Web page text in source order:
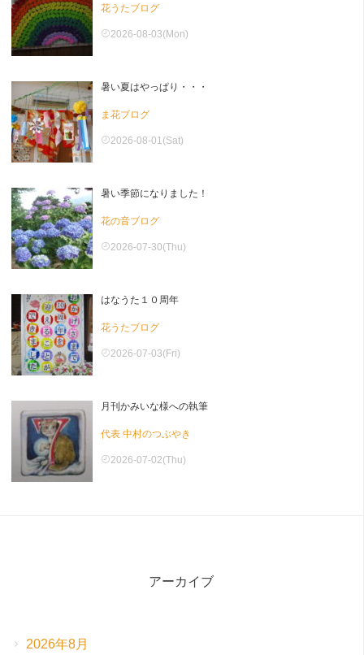
花うたブログ
2026-08-03(Mon)
暑い夏はやっぱり・・・
ま花ブログ
2026-08-01(Sat)
暑い季節になりました！
花の音ブログ
2026-07-30(Thu)
はなうた１０周年
花うたブログ
2026-07-03(Fri)
月刊かみいな様への執筆
代表 中村のつぶやき
2026-07-02(Thu)
アーカイブ
2026年8月